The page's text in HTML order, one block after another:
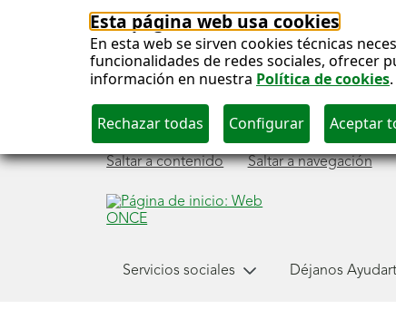
Esta página web usa cookies
En esta web se sirven cookies técnicas
funcionalidades de redes sociales, ofrecer
información en nuestra Política de cookies.
Saltar a contenido Saltar a navegación
Servicios sociales Déjanos